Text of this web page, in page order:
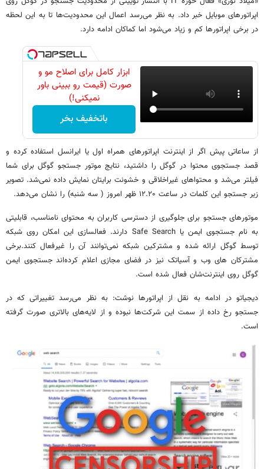
اپراتورهای موبایل خبر داد. به نظر می‌رسد اعمال این محدودیت‌ها تا به این لحظه
در برخی اپراتورها کم و زیاد می‌شود اما کماکان ادامه دارد.
ابزار کامل برای اصلاح مو و
صورت (قیمت رو ببینی باور
نمیکنی!)
باتخفیف بخر
از ساعاتی پیش اگر از اینترنت اپراتورهای همراه اول یا ایرانسل استفاده کرده و
قصد جستجوی محتوا در گوگل را داشتید، نتایج موتور جستجو گوگل برای شما
فیلتر می‌شد و محتواهای غیراخلاقی و خشونت برایتان نمایش داده نمی‌شد. تصویر
زیر جستجو این کلمات در ساعت ۱۲.۲۰ ظهر امروز ( سه شنبه) را نشان می‌دهد.
موتورهای جستجو برای جلوگیری از دسترسی کاربران به محتوای نامناسب، قابلیتی
به نام جستجوی ایمن یا Safe Search دارند. فعالسازی این امکان روی شبکه
توسط گوگل ارائه شده و مشترکین شبکه‌ نمی‌توانند آن را غیرفعال کنند.برخی
مشترکان های وب و آسیاتک نیز در فضای مجازی اعلام کرده‌اند جستجوی ایمن
گوگل روی اینترنت‌شان فعال شده است.
دیجیاتو در ادامه به نقل از اپراتورها نوشت: به نظر می‌رسد تغییراتی که در
جستجو رخ داده از سمت این شرکت‌ها نبوده و از لایه‌های بالاتری صورت گرفته
است.